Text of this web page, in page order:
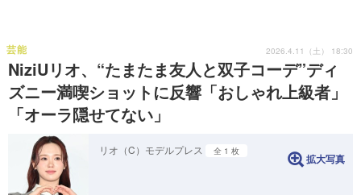
NiziUリオ、“たまたま友人と双子コーデ”ディ
ズニー満喫ショットに反響「おしゃれ上級者」
「オーラ隠せてない」
芸能 2026.4.11（土） 18:30
リオ（C）モデルプレス 全 1 枚
拡大写真